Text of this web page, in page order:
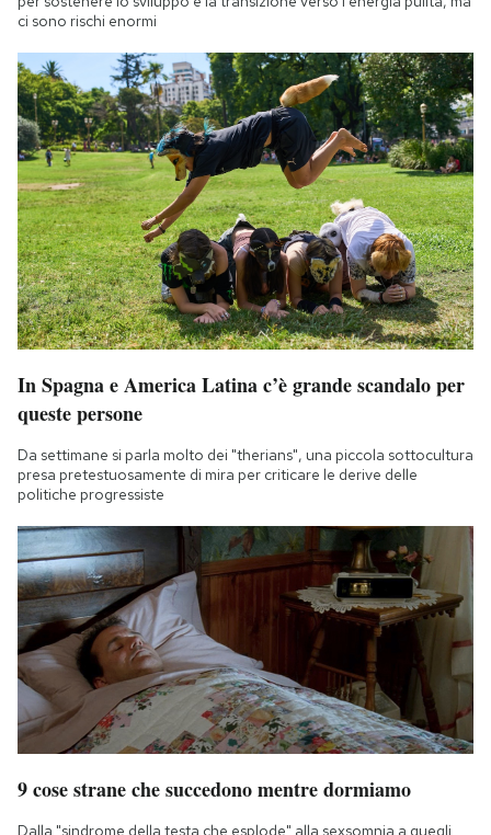
ci sono rischi enormi
In Spagna e America Latina c’è grande scandalo per
queste persone
Da settimane si parla molto dei "therians", una piccola sottocultura
presa pretestuosamente di mira per criticare le derive delle
politiche progressiste
9 cose strane che succedono mentre dormiamo
Dalla "sindrome della testa che esplode" alla sexsomnia a quegli